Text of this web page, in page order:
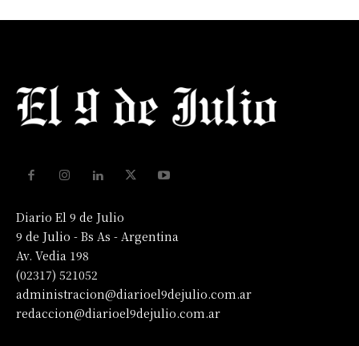
Diario El 9 de Julio
9 de Julio - Bs As - Argentina
Av. Vedia 198
(02317) 521052
administracion@diarioel9dejulio.com.ar
redaccion@diarioel9dejulio.com.ar